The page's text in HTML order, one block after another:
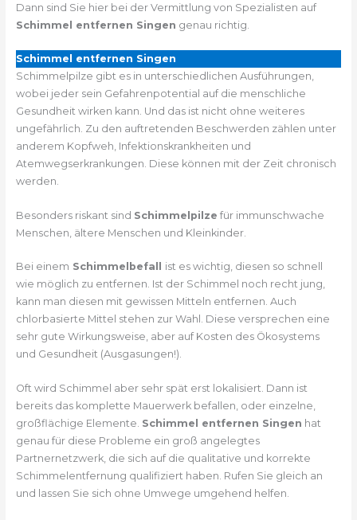
Dann sind Sie hier bei der Vermittlung von Spezialisten auf
Schimmel entfernen Singen genau richtig.
Schimmel entfernen Singen
Schimmelpilze gibt es in unterschiedlichen Ausführungen,
wobei jeder sein Gefahrenpotential auf die menschliche
Gesundheit wirken kann. Und das ist nicht ohne weiteres
ungefährlich. Zu den auftretenden Beschwerden zählen unter
anderem Kopfweh, Infektionskrankheiten und
Atemwegserkrankungen. Diese können mit der Zeit chronisch
werden.
Besonders riskant sind Schimmelpilze für immunschwache
Menschen, ältere Menschen und Kleinkinder.
Bei einem Schimmelbefall ist es wichtig, diesen so schnell
wie möglich zu entfernen. Ist der Schimmel noch recht jung,
kann man diesen mit gewissen Mitteln entfernen. Auch
chlorbasierte Mittel stehen zur Wahl. Diese versprechen eine
sehr gute Wirkungsweise, aber auf Kosten des Ökosystems
und Gesundheit (Ausgasungen!).
Oft wird Schimmel aber sehr spät erst lokalisiert. Dann ist
bereits das komplette Mauerwerk befallen, oder einzelne,
großflächige Elemente. Schimmel entfernen Singen hat
genau für diese Probleme ein groß angelegtes
Partnernetzwerk, die sich auf die qualitative und korrekte
Schimmelentfernung qualifiziert haben. Rufen Sie gleich an
und lassen Sie sich ohne Umwege umgehend helfen.